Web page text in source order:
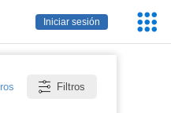
Iniciar sesión
Filtros